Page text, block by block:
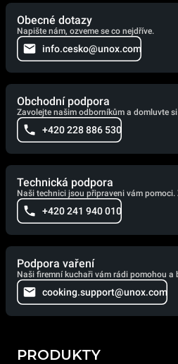
Obecné dotazy
Napište nám, ozveme se co nejdříve.
info.cesko@unox.com
Obchodní podpora
Zavolejte našim odborníkům a domluvte
+420 228 886 530
Technická podpora
Naši technici jsou připraveni vám pomoci.
+420 241 940 010
Podpora vaření
Naši firemní kuchaři vám rádi pomohou a
cooking.support@unox.com
PRODUKTY